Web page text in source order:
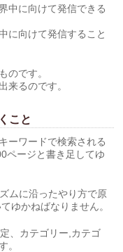
中に向けて発信できる
に向けて発信すること
のです。
来るのです。
こと
ーワードで検索される
ページと書き足してゆ
ムに沿ったやり方で原
ゆかねばなりません。
、カテゴリー,カテゴ
。